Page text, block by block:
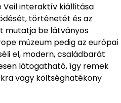
Veil interaktív kiállítása
történetét és az
mutatja be látványos
múzeum pedig az európai
el, modern, családbarát
látogatható, így remek
vagy költséghatékony